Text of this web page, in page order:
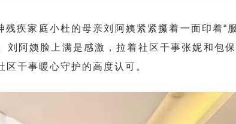
疾家庭小杜的母亲刘阿姨紧紧攥着一面印着“
刘阿姨脸上满是感激，拉着社区干事张妮和包
干事暖心守护的高度认可。